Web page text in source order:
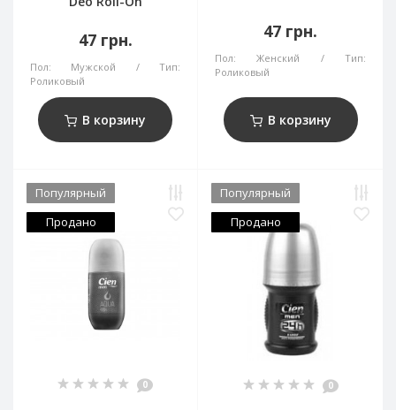
47 грн.
Пол: Мужской
Тип:
Роликовый
В корзину
47 грн.
Пол: Женский
Тип:
Роликовый
В корзину
Популярный
Продано
0
Популярный
Продано
0